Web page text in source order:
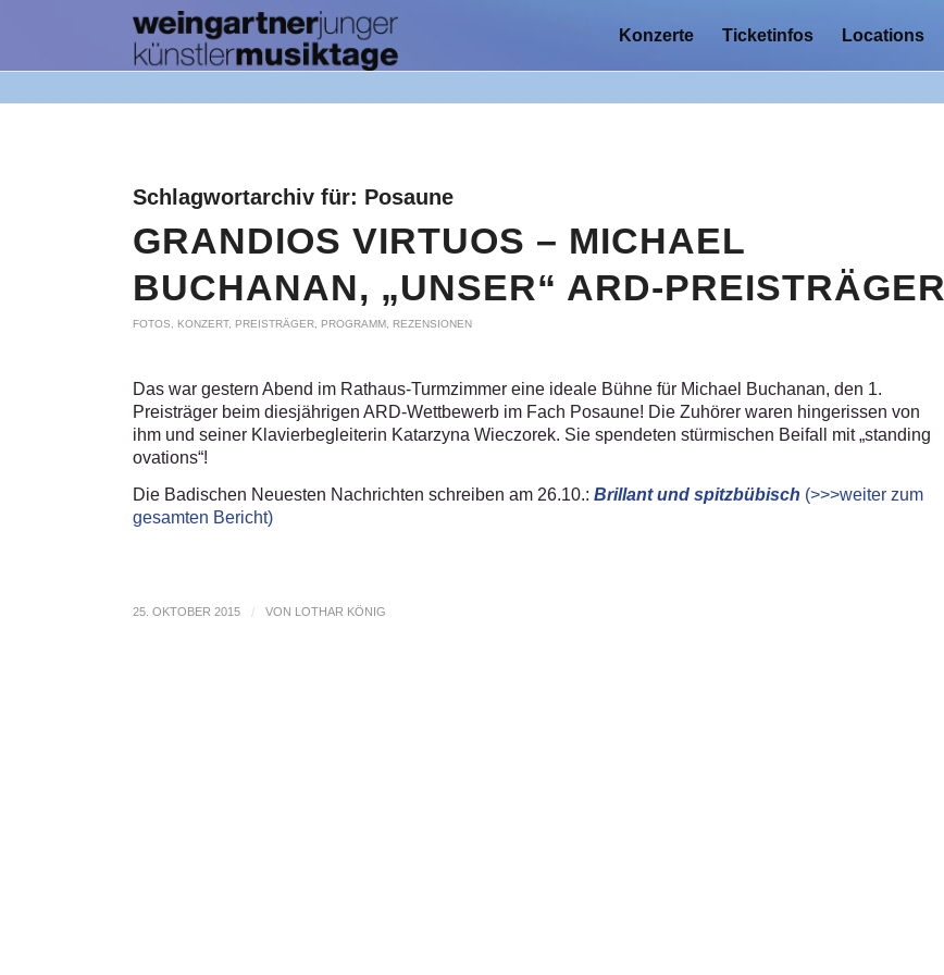
Konzerte Ticketinfos Locations
Schlagwortarchiv für: Posaune
GRANDIOS VIRTUOS – MICHAEL
BUCHANAN, „UNSER“ ARD-PREISTRÄGER
FOTOS KONZERT, PREISTRÄGER PROGRAMM REZENSIONEN
Das war gestern Abend im Rathaus-Turmzimmer eine ideale Bühne für Michael Buchanan, den 1.
Preisträger beim diesjährigen ARD-Wettbewerb im Fach Posaune! Die Zuhörer waren hingerissen von
ihm und seiner Klavierbegleiterin Katarzyna Wieczorek. Sie spendeten stürmischen Beifall mit „standing
ovations“!
Die Badischen Neuesten Nachrichten schreiben am 26.10.: Brillant und spitzbübisch (>>>weiter zum
gesamten Bericht)
25. OKTOBER 2015 / VON LOTHAR KÖNIG